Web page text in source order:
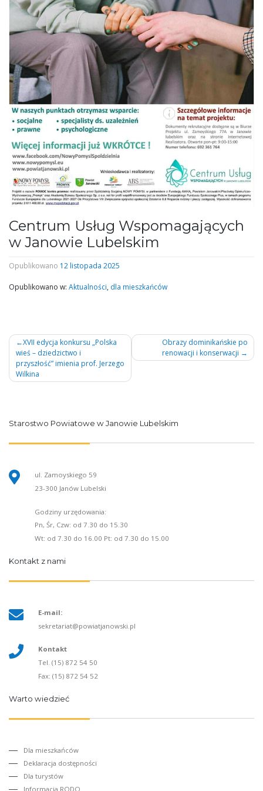
Centrum Usług Wspomagających
w Janowie Lubelskim
Opublikowano 12 listopada 2025
Opublikowano w: Aktualności, dla mieszkańców
Nawigacja
wpisu
XVII edycja konkursu „Polska
wieś – dziedzictwo i
przyszłość” imienia prof. Jerzego
Wilkina
Obrazy dominikańskie po
renowacji i konserwacji
Starostwo Powiatowe w Janowie Lubelskim
ul. Zamoyskiego 59
23-300 Janów Lubelski
Godziny urzędowania:
Pn, Śr, Czw: od 7.30 do 15.30
Wt: od 7.30 do 16.00 Pt: od 7.30 do 15.00
Kontakt z nami
E-mail:
sekretariat@powiatjanowski.pl
Kontakt
Tel. (15) 872 54 50
Fax: (15) 872 54 52
Warto wiedzieć
Dla mieszkańców
Deklaracja dostępności
Dla turystów
Informacja RODO